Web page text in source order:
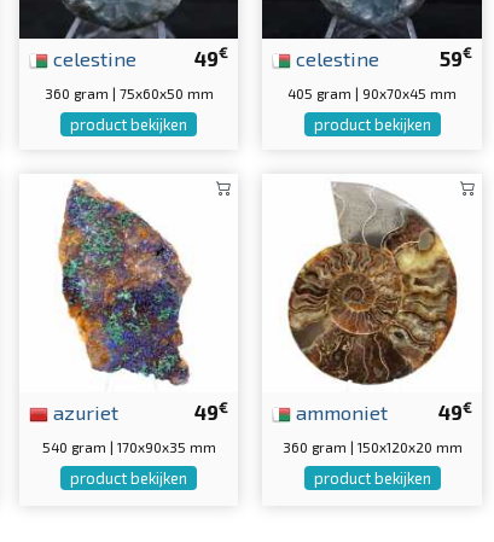
49€
celestine
360 gram | 75x60x50 mm
product bekijken
59€
celestine
405 gram | 90x70x45 mm
product bekijken
49€
azuriet
540 gram | 170x90x35 mm
product bekijken
49€
ammoniet
360 gram | 150x120x20 mm
product bekijken